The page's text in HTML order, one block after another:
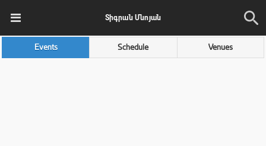
Տիգրան Մնոյան
Events Schedule Venues